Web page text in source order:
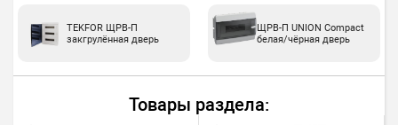
TEKFOR ЩРВ-П
закгрулённая дверь
ЩРВ-П UNION Compact
белая/чёрная дверь
Товары раздела: